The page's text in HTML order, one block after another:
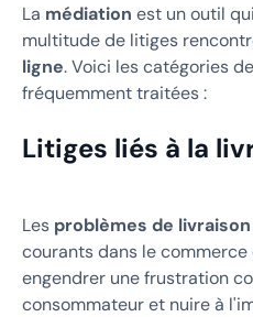
La médiation est un outil
multitude de litiges
ligne. Voici les catégories
fréquemment traitées :
Litiges liés à la
Les problèmes de livraison
courants dans le commerce
engendrer une frustration
consommateur et nuire à